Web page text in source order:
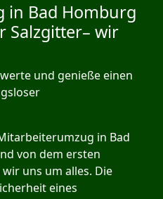
in Bad Homburg
Salzgitter– wir
und genieße einen
in Bad
von dem ersten
uns um alles. Die
eines